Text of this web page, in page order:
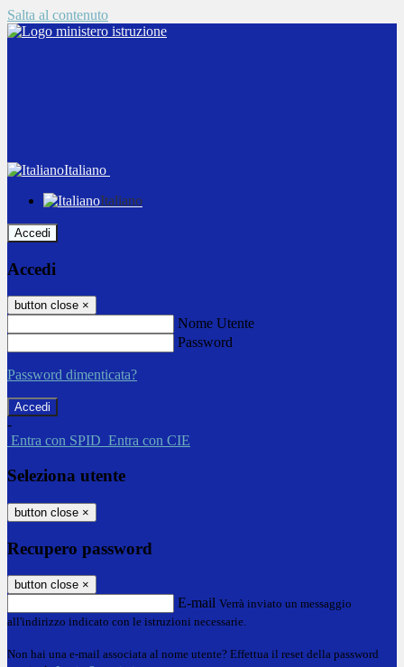
Salta al contenuto
Italiano
Italiano
Accedi
Accedi
button close ×
Nome Utente
Password
Password dimenticata?
-
Entra con SPID Entra con CIE
Seleziona utente
button close ×
Recupero password
button close ×
E-mail Verrà inviato un messaggio
all'indirizzo indicato con le istruzioni necessarie.
Non hai una e-mail associata al nome utente? Effettua il reset della password